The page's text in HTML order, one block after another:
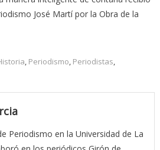
José Martí por la Obra de la
, Periodismo, Periodistas,
Periodismo en la Universidad de La